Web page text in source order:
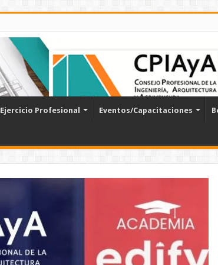
Ejercicio Profesional Eventos/Capacitaciones